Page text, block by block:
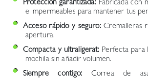
Protección garantizada: Fabricada con
e impermeables para mantener tus
Acceso rápido y seguro:Cremalleras
apertura.
Compacta y ultraligerat: Perfecta para
mochila sin añadir volumen.
Siempre contigo: Correa de